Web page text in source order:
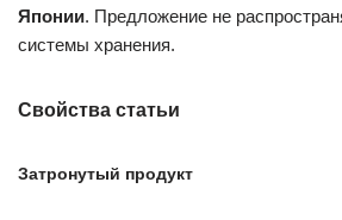
Японии. Предложение не
системы хранения.
Свойства статьи
Затронутый продукт